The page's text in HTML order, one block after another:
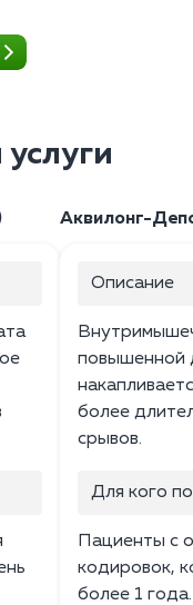
Аквилонг-
Описание
повышенной
более
срывов.
Для кого
Пациенты с
кодировок,
более 1